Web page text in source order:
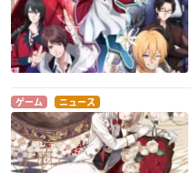
ゲーム ニュース